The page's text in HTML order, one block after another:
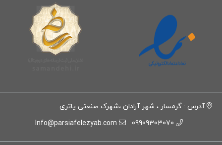
آدرس : گرمسار ، شهر آرادان ،شهرک صنعتی یاتری
09909303070
Info@parsiafelezyab.com